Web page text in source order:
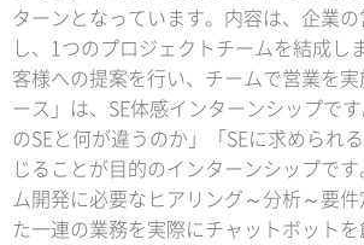
ターンとなっています。内容は、企業
し、1つのプロジェクトチームを結成し
客様への提案を行い、チームで営業を実
ース」は、SE体感インターンシップで
のSEと何が違うのか」「SEに求められ
じることが目的のインターンシップで
ム開発に必要なヒアリング～分析～要
た一連の業務を実際にチャットボット